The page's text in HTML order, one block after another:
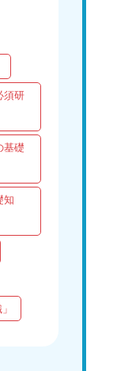
須研
基礎
知